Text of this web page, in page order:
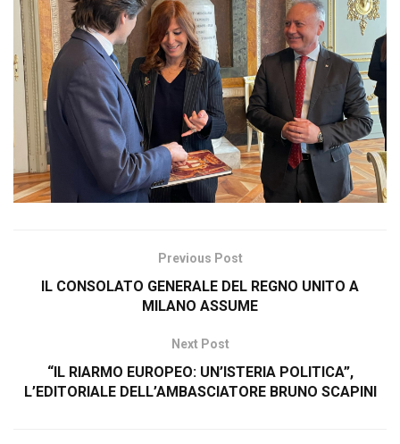
Previous Post
IL CONSOLATO GENERALE DEL REGNO UNITO A
MILANO ASSUME
Next Post
“IL RIARMO EUROPEO: UN’ISTERIA POLITICA”,
L’EDITORIALE DELL’AMBASCIATORE BRUNO SCAPINI